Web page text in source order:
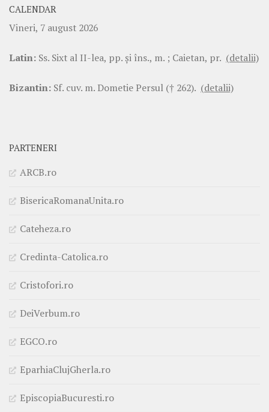
CALENDAR
Vineri, 7 august 2026
Latin: Ss. Sixt al II-lea, pp. şi îns., m. ; Caietan, pr. (detalii)
Bizantin: Sf. cuv. m. Dometie Persul († 262). (detalii)
PARTENERI
ARCB.ro
BisericaRomanaUnita.ro
Cateheza.ro
Credinta-Catolica.ro
Cristofori.ro
DeiVerbum.ro
EGCO.ro
EparhiaClujGherla.ro
EpiscopiaBucuresti.ro